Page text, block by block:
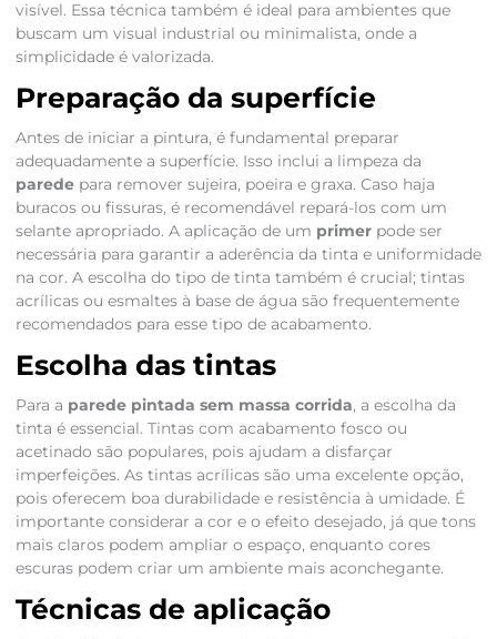
visível. Essa técnica também é ideal para ambientes que
buscam um visual industrial ou minimalista, onde a
simplicidade é valorizada.
Preparação da superfície
Antes de iniciar a pintura, é fundamental preparar
adequadamente a superfície. Isso inclui a limpeza da
paredepara remover sujeira, poeira e graxa. Caso haja
buracos ou fissuras, é recomendável repará-los com um
selante apropriado. A aplicação de um primerpode ser
necessária para garantir a aderência da tinta e uniformidade
na cor. A escolha do tipo de tinta também é crucial; tintas
acrílicas ou esmaltes à base de água são frequentemente
recomendados para esse tipo de acabamento.
Escolha das tintas
Para a parede pintada sem massa corrida, a escolha da
tinta é essencial. Tintas com acabamento fosco ou
acetinado são populares, pois ajudam a disfarçar
imperfeições. As tintas acrílicas são uma excelente opção,
pois oferecem boa durabilidade e resistência à umidade. É
importante considerar a cor e o efeito desejado, já que tons
mais claros podem ampliar o espaço, enquanto cores
escuras podem criar um ambiente mais aconchegante.
Técnicas de aplicação